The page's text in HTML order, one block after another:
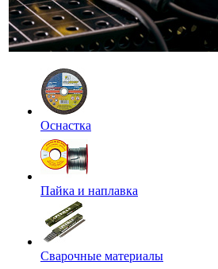
Оснастка
Пайка и наплавка
Сварочные материалы